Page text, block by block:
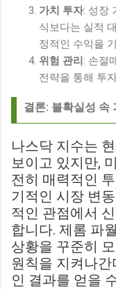
가치 투자: 성장
식보다는 실적
정적인 수익을
위험 관리 : 손절
전략을 통해 투
결론: 불확실성 속
나스닥 지수는
보이고 있지만,
전히 매력적인
기적인 시장 변
적인 관점에서
합니다. 제롬 파
상황을 꾸준히
원칙을 지켜나
인 결과를 얻을